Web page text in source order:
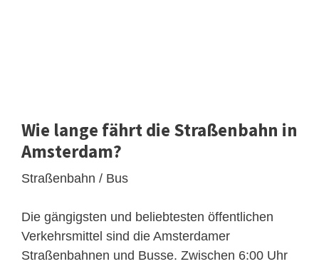
Wie lange fährt die Straßenbahn in
Amsterdam?
Straßenbahn / Bus
Die gängigsten und beliebtesten öffentlichen
Verkehrsmittel sind die Amsterdamer
Straßenbahnen und Busse. Zwischen 6:00 Uhr